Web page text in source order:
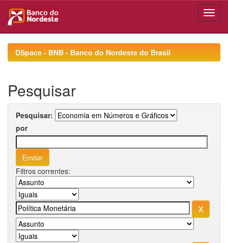
navigationDSpace - BNB - Banco do Nordeste do Brasil
Pesquisar
Pesquisar:
por
Filtros correntes: